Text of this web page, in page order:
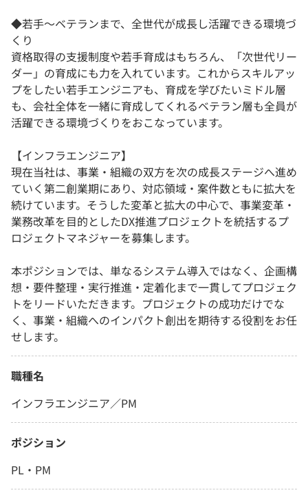
◆若手〜ベテランまで、全世代が成長し活躍できる環境づ
くり
資格取得の支援制度や若手育成はもちろん、「次世代リー
ダー」の育成にも力を入れています。これからスキルアッ
プをしたい若手エンジニアも、育成を学びたいミドル層
も、会社全体を一緒に育成してくれるベテラン層も全員が
活躍できる環境づくりをおこなっています。
【インフラエンジニア】
現在当社は、事業・組織の双方を次の成長ステージへ進め
ていく第二創業期にあり、対応領域・案件数ともに拡大を
続けています。そうした変革と拡大の中心で、事業変革・
業務改革を目的としたDX推進プロジェクトを統括するプ
ロジェクトマネジャーを募集します。
本ポジションでは、単なるシステム導入ではなく、企画構
想・要件整理・実行推進・定着化まで一貫してプロジェク
トをリードいただきます。プロジェクトの成功だけでな
く、事業・組織へのインパクト創出を期待する役割をお任
せします。
職種名
インフラエンジニア／PM
ポジション
PL・PM